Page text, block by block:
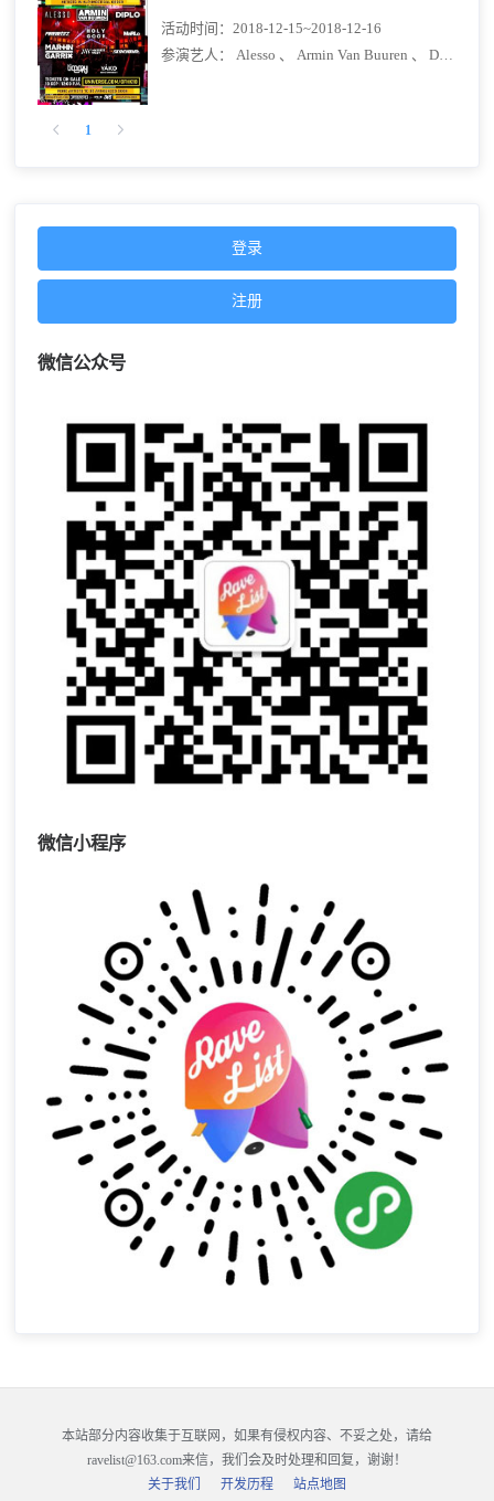
活动时间： 2018-12-15~2018-12-16
参演艺人： Alesso 、 Armin Van Buuren 、Diplo 、
1
登录
注册
微信公众号
微信小程序
本站部分内容收集于互联网，如果有侵权内容、不妥之处，请给
ravelist@163.com来信，我们会及时处理和回复，谢谢！
关于我们
开发历程
站点地图